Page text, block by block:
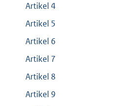
Artikel 4
Artikel 5
Artikel 6
Artikel 7
Artikel 8
Artikel 9